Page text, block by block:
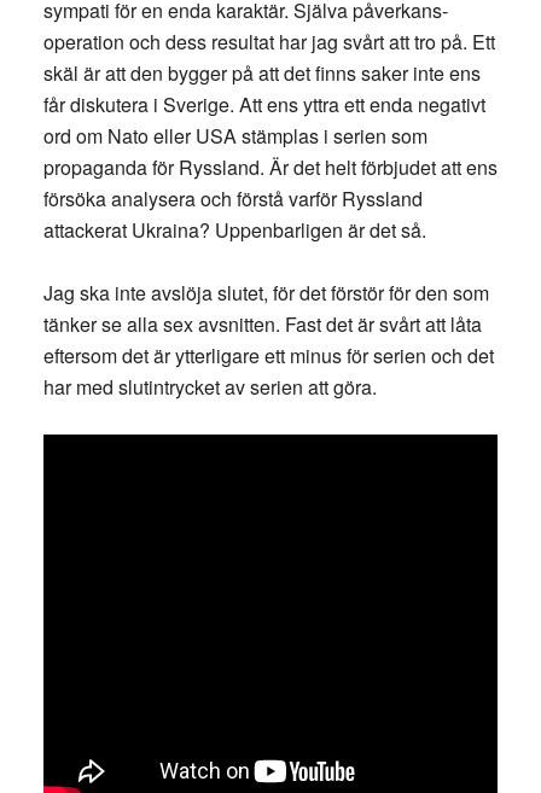
sympati för en enda karaktär. Själva påverkans-
operation och dess resultat har jag svårt att tro på. Ett
skäl är att den bygger på att det finns saker inte ens
får diskutera i Sverige. Att ens yttra ett enda negativt
ord om Nato eller USA stämplas i serien som
propaganda för Ryssland. Är det helt förbjudet att ens
försöka analysera och förstå varför Ryssland
attackerat Ukraina? Uppenbarligen är det så.
Jag ska inte avslöja slutet, för det förstör för den som
tänker se alla sex avsnitten. Fast det är svårt att låta
eftersom det är ytterligare ett minus för serien och det
har med slutintrycket av serien att göra.